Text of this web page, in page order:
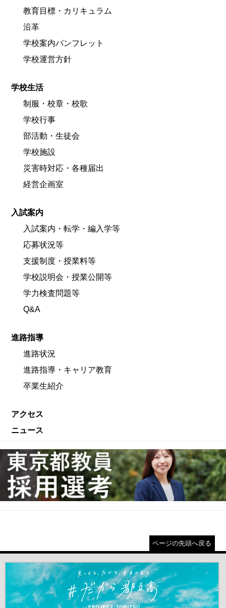
教育目標・カリキュラム
沿革
学校案内パンフレット
学校運営方針
学校生活
制服・校章・校歌
学校行事
部活動・生徒会
学校施設
災害時対応・各種届出
経営企画室
入試案内
入試案内・転学・編入学等
応募状況等
支援制度・授業料等
学校説明会・授業公開等
学力検査問題等
Q&A
進路指導
進路状況
進路指導・キャリア教育
卒業生紹介
アクセス
ニュース
ページの先頭へ戻る
＃だから都立高（別ウインドウが開きます）